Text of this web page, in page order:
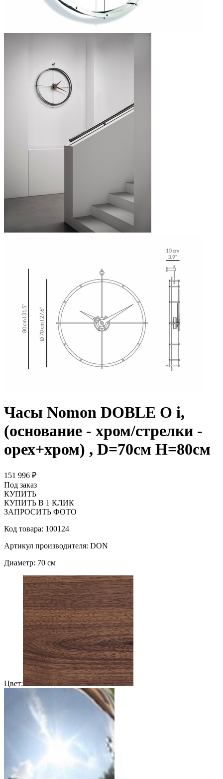
Часы Nomon DOBLE O i,
(основание - хром/стрелки -
орех+хром) , D=70см Н=80см
151 996 ₽
Под заказ
КУПИТЬ
КУПИТЬ В 1 КЛИК
ЗАПРОСИТЬ ФОТО
Код товара: 100124
Артикул производителя: DON
Диаметр: 70 см
Цвет: